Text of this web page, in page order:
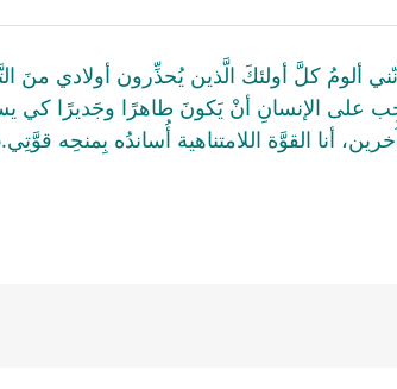
ألومُ كلَّ أولئكَ الَّذين يُحذِّرون أولادي منَ
على الإنسانِ أنْ يَكونَ طاهرًا وجَديرًا كي
اللامتناهية أُساندُه بِمنحِه قوَّتِي.5/10/1986